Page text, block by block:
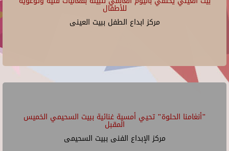
للأطفال
مركز ابداع الطفل ببيت العينى
"أنغامنا الحلوة" تحيي أمسية غنائية ببيت السحيمي الخميس
المقبل
مركز الإبداع الفنى ببيت السحيمى